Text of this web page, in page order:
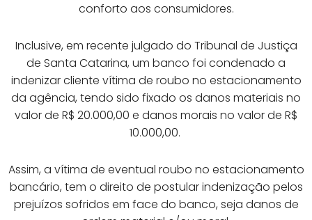
conforto aos consumidores.
Inclusive, em recente julgado do Tribunal de Justiça
de Santa Catarina, um banco foi condenado a
indenizar cliente vítima de roubo no estacionamento
da agência, tendo sido fixado os danos materiais no
valor de R$ 20.000,00 e danos morais no valor de R$
10.000,00.
Assim, a vítima de eventual roubo no estacionamento
bancário, tem o direito de postular indenização pelos
prejuízos sofridos em face do banco, seja danos de